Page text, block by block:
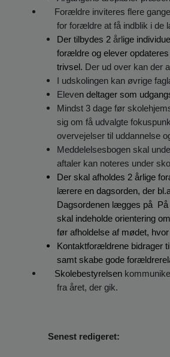
Forældre inviteres flere gange
for forældre at få indblik i de
Der tilbydes 2 årl ige
forældre og elever
trivsel. Der ud over kan der
I udskolingen kan øvrige
Eleven deltager som
Mindst 3 dage før
sig om få udvalgte
overvejelser til uddannelse
Meddelelsesbogen skal
aftaler kan noteres under
Der skal afholdes 2 årlige
lærere en dagsorden, der
Dagsordenen lægges på
skal indeholde orientering
før afholdelse af mødet,
Kontaktforældrene bidrager
samt skabe gode
Skolebestyrelsen
fra året, der gik.
Senest redigeret: